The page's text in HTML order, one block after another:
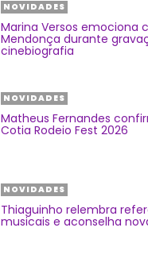
NOVIDADES
Marina Versos emociona
Mendonça durante
cinebiografia
NOVIDADES
Matheus Fernandes
Cotia Rodeio Fest 2026
NOVIDADES
Thiaguinho relembra
musicais e aconselha